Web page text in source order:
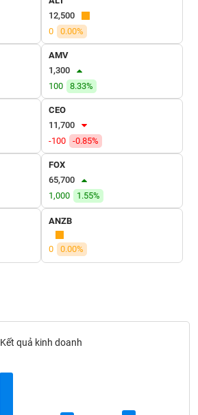
12,500
0
0.00%
AMV
1,300
100
8.33%
CEO
11,700
-100
-0.85%
FOX
65,700
1,000
1.55%
ANZB
0 0.00%
Kết quả kinh doanh